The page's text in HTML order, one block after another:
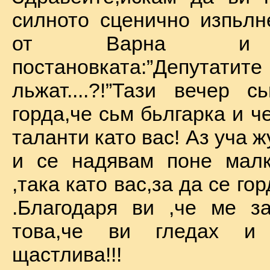
силното сценично
от Варна и
льжат....?!”Тази вечер
горда,че сьм бьлгарка и
таланти като вас! Аз уча
и се надявам поне
,така като вас,за да се
.Благодаря ви ,че ме
това,че ви гледах
щастлива!!!